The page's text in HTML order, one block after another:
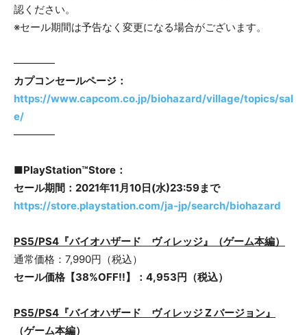
認ください。
※セール期間は予告なく変更になる場合がございます。
――――
カプコンセールページ ：
https://www.capcom.co.jp/biohazard/village/topics/sal
e/
――――
■PlayStation™Store ：
セール期間：2021年11月10日(水)23:59まで
https://store.playstation.com/ja-jp/search/biohazard
PS5/PS4 『バイオハザード ヴィレッジ』 （ゲーム本編）
通常価格：7,990円（税込）
セール価格【38%OFF!!】： 4,953円（税込）
PS5/PS4 『バイオハザード ヴィレッジZ バージョン』
（ゲーム本編）